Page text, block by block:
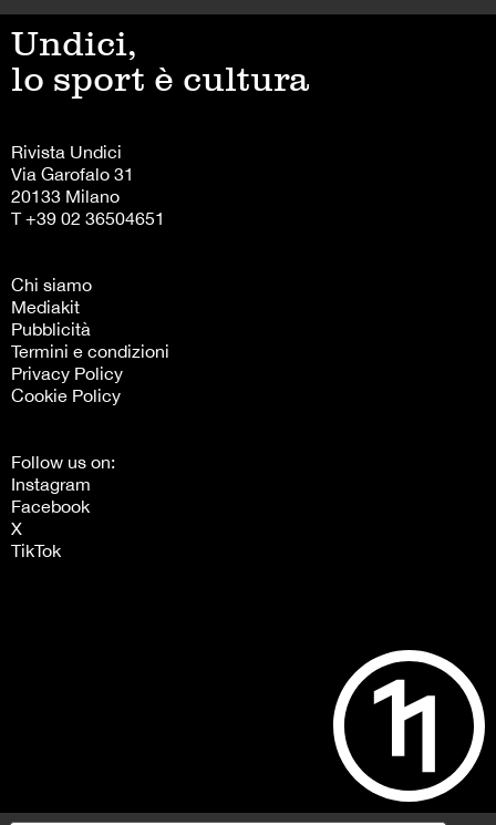
Undici,
lo sport è cultura
Rivista Undici
Via Garofalo 31
20133 Milano
T +39 02 36504651
Chi siamo
Mediakit
Pubblicità
Termini e condizioni
Privacy Policy
Cookie Policy
Follow us on:
Instagram
Facebook
X
TikTok